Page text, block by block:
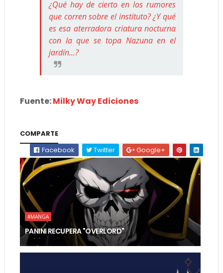
¿Qué hay de cierto en los rumores
que corren sobre el instituto? ¿Y qué
es esa aterradora criatura nocturna
con la que se topa Nazuna en el
jardín...?
Fuente:Milky Way Ediciones
COMPARTE
Facebook
Twitter Google+
#MANGA
PANINI RECUPERA "OVERLORD"